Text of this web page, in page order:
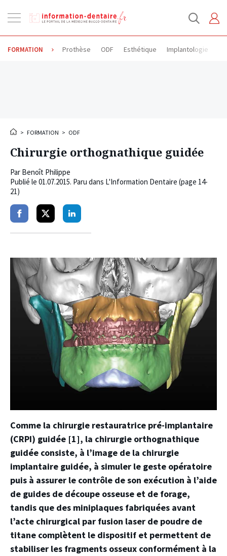
la
FORMATION Prothèse ODF Esthétique Implantologie
> FORMATION > ODF
Chirurgie orthognathique guidée
Par Benoît Philippe
Publié le 01.07.2015. Paru dans L'Information Dentaire (page 14-
21)
PartagerPartagerPartager
Comme la chirurgie restauratrice pré-implantaire
(CRPI) guidée [1], la chirurgie orthognathique
guidée consiste, à l’image de la chirurgie
implantaire guidée, à simuler le geste opératoire
puis à assurer le contrôle de son exécution à l’aide
de guides de découpe osseuse et de forage,
tandis que des miniplaques fabriquées avant
l’acte chirurgical par fusion laser de poudre de
titane complètent le dispositif et permettent de
stabiliser les fragments osseux conformément à la